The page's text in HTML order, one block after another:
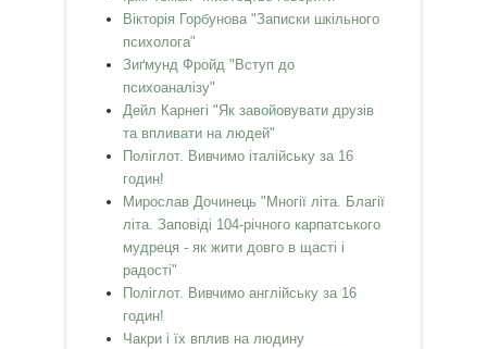
Вікторія Горбунова "Записки шкільного
психолога"
Зиґмунд Фройд "Вступ до
психоаналізу"
Дейл Карнегі "Як завойовувати друзів
та впливати на людей"
Поліглот. Вивчимо італійську за 16
годин!
Мирослав Дочинець "Многії літа. Благії
літа. Заповіді 104-річного карпатського
мудреця - як жити довго в щасті і
радості"
Поліглот. Вивчимо англійську за 16
годин!
Чакри і їх вплив на людину